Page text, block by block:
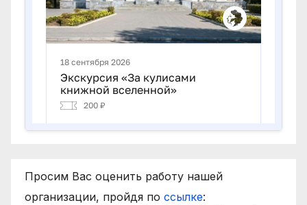
Просим Вас оценить работу нашей
организации, пройдя по ссылке: